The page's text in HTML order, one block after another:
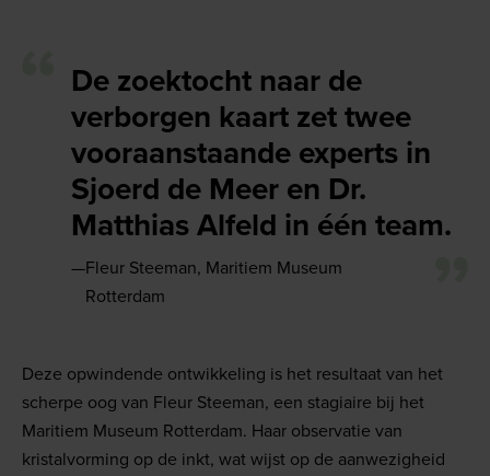
De zoektocht naar de
verborgen kaart zet twee
vooraanstaande experts in
Sjoerd de Meer en Dr.
Matthias Alfeld in één team.
Fleur Steeman, Maritiem Museum
Rotterdam
Deze opwindende ontwikkeling is het resultaat van het
scherpe oog van Fleur Steeman, een stagiaire bij het
Maritiem Museum Rotterdam. Haar observatie van
kristalvorming op de inkt, wat wijst op de aanwezigheid